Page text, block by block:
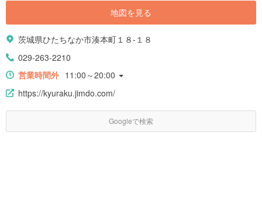
地図を見る
茨城県ひたちなか市湊本町１８-１８
029-263-2210
営業時間外 11:00～20:00
https://kyuraku.jimdo.com/
Googleで検索